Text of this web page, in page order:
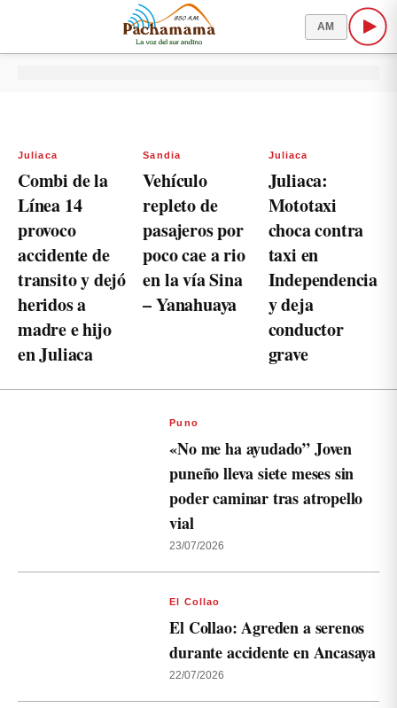
AM
Juliaca
Combi de la
Línea 14
provoco
accidente de
transito y dejó
heridos a
madre e hijo
en Juliaca
Sandia
Vehículo
repleto de
pasajeros por
poco cae a rio
en la vía Sina
– Yanahuaya
Juliaca
Juliaca:
Mototaxi
choca contra
taxi en
Independencia
y deja
conductor
grave
Puno
«No me ha ayudado” Joven
puneño lleva siete meses sin
poder caminar tras atropello
vial
23/07/2026
El Collao
El Collao: Agreden a serenos
durante accidente en Ancasaya
22/07/2026